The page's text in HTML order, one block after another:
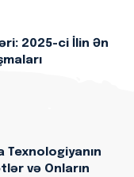
2025-ci İlin Ən
Texnologiyanın
və Onların